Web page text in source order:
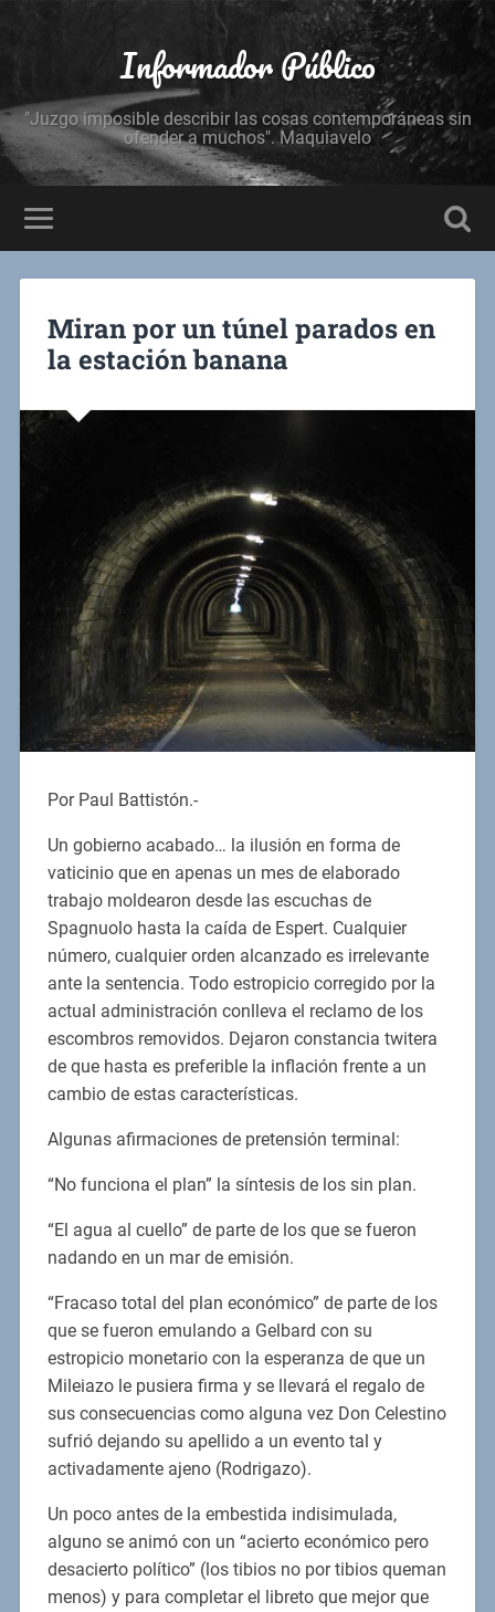
Informador Público
"Juzgo imposible describir las cosas contemporáneas sin
ofender a muchos". Maquiavelo
Miran por un túnel parados en
la estación banana
Por Paul Battistón.-
Un gobierno acabado… la ilusión en forma de
vaticinio que en apenas un mes de elaborado
trabajo moldearon desde las escuchas de
Spagnuolo hasta la caída de Espert. Cualquier
número, cualquier orden alcanzado es irrelevante
ante la sentencia. Todo estropicio corregido por la
actual administración conlleva el reclamo de los
escombros removidos. Dejaron constancia twitera
de que hasta es preferible la inflación frente a un
cambio de estas características.
Algunas afirmaciones de pretensión terminal:
“No funciona el plan” la síntesis de los sin plan.
“El agua al cuello” de parte de los que se fueron
nadando en un mar de emisión.
“Fracaso total del plan económico” de parte de los
que se fueron emulando a Gelbard con su
estropicio monetario con la esperanza de que un
Mileiazo le pusiera firma y se llevará el regalo de
sus consecuencias como alguna vez Don Celestino
sufrió dejando su apellido a un evento tal y
activadamente ajeno (Rodrigazo).
Un poco antes de la embestida indisimulada,
alguno se animó con un “acierto económico pero
desacierto político” (los tibios no por tibios queman
menos) y para completar el libreto que mejor que